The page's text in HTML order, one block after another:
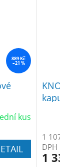
889 Kč
–21 %
kus
1
DPH
1